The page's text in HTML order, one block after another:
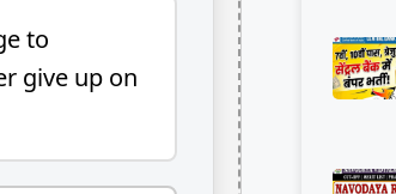
eto
r give up on